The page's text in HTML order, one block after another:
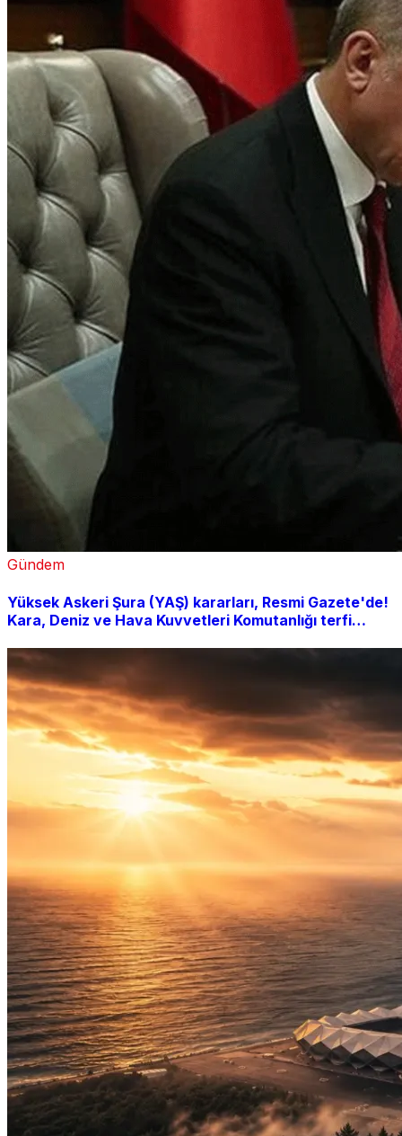
Gündem
Yüksek Askeri Şura (YAŞ) kararları, Resmi Gazete'de!
Kara, Deniz ve Hava Kuvvetleri Komutanlığı terfi